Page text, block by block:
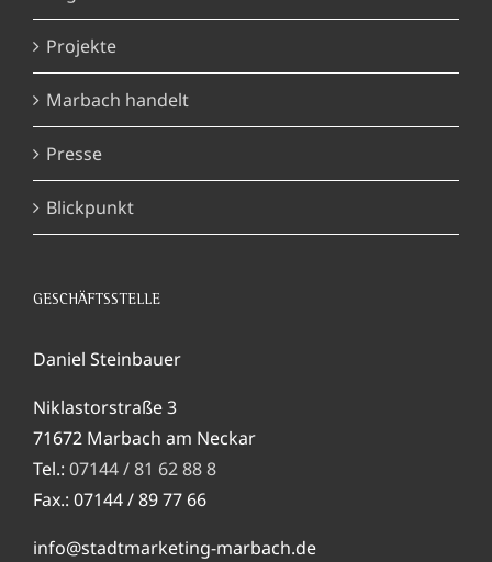
Projekte
Marbach handelt
Presse
Blickpunkt
GESCHÄFTSSTELLE
Daniel Steinbauer
Niklastorstraße 3
71672 Marbach am Neckar
Tel.: 07144 / 81 62 88 8
Fax.: 07144 / 89 77 66
info@stadtmarketing-marbach.de